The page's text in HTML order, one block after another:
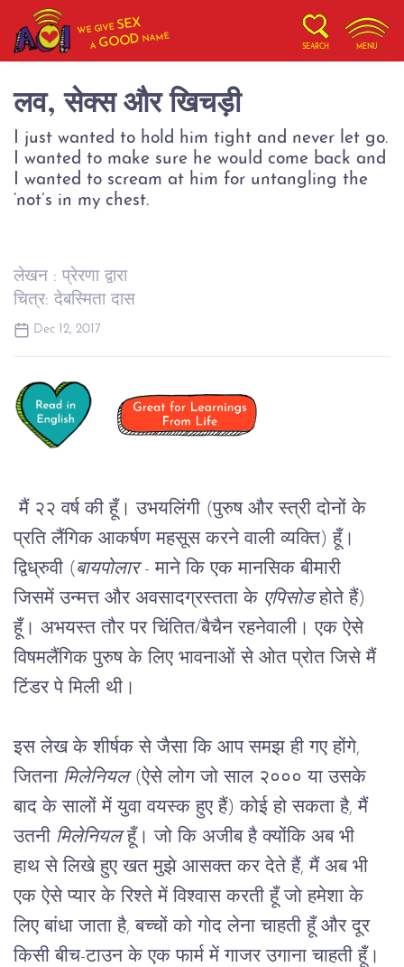
WE GIVESEX
AGOOD NAME
SEARCH MENU
लव, सेक्स और खिचड़ी
I just wanted to hold him tight and never let go.
I wanted to make sure he would come back and
I wanted to scream at him for untangling the
‘not’s in my chest.
लेखन : प्रेरणा द्वारा
चित्र: देबस्मिता दास
Dec 12, 2017
मैं २२ वर्ष की हूँ। उभयलिंगी (पुरुष और स्त्री दोनों के
प्रति लैंगिक आकर्षण महसूस करने वाली व्यक्ति) हूँ।
द्विध्रुवी (बायपोलार - माने कि एक मानसिक बीमारी
जिसमें उन्मत्त और अवसादग्रस्तता के एपिसोड होते हैं)
हूँ। अभयस्त तौर पर चिंतित/बैचैन रहनेवाली। एक ऐसे
विषमलैंगिक पुरुष के लिए भावनाओं से ओत प्रोत जिसे मैं
टिंडर पे मिली थी।
इस लेख के शीर्षक से जैसा कि आप समझ ही गए होंगे,
जितना मिलेनियल (ऐसे लोग जो साल २००० या उसके
बाद के सालों में युवा वयस्क हुए हैं) कोई हो सकता है, मैं
उतनी मिलेनियल हूँ। जो कि अजीब है क्योंकि अब भी
हाथ से लिखे हुए खत मुझे आसक्त कर देते हैं, मैं अब भी
एक ऐसे प्यार के रिश्ते में विश्वास करती हूँ जो हमेशा के
लिए बांधा जाता है, बच्चों को गोद लेना चाहती हूँ और दूर
किसी बीच-टाउन के एक फार्म में गाजर उगाना चाहती हूँ।